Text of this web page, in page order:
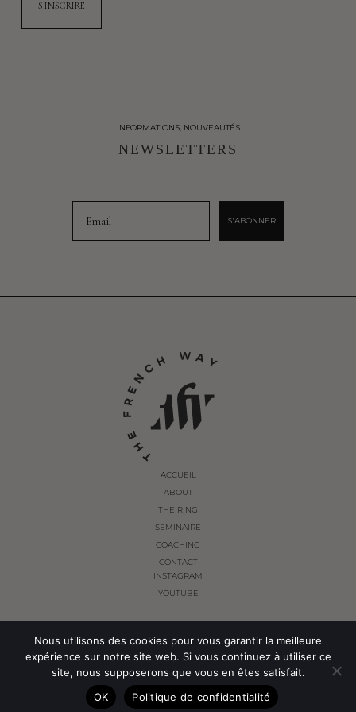
INFORMATIONS, NOUVEAUTÉS
NEWSLETTERS
S'ABONNER
ACCUEIL
ABOUT
THE RING
SEMINAIRE
COACHING
CONTACT
INSTAGRAM
YOUTUBE
© THE FRENCH WAY 2024. ALL RIGHTS RESERVED.
POLITIQUE DE CONFIDENTIALITÉ CONDITIONS GÉNÉRALES DE VENTES
Nous utilisons des cookies pour vous garantir la meilleure
expérience sur notre site web. Si vous continuez à utiliser ce
site, nous supposerons que vous en êtes satisfait.
OK
Politique de confidentialité